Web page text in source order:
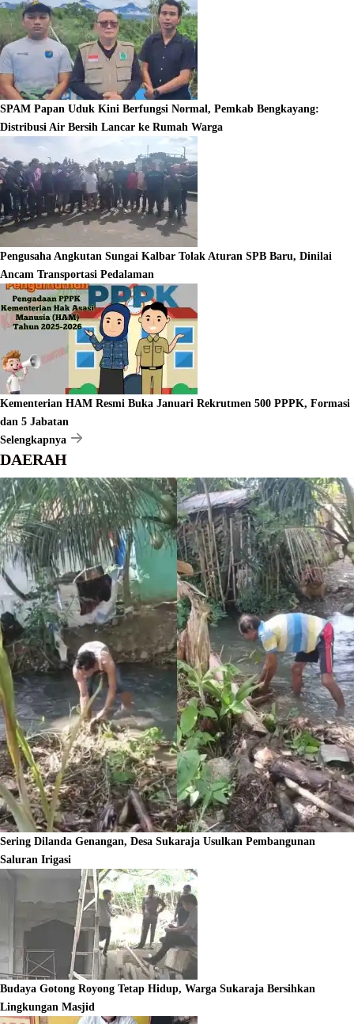
SPAM Papan Uduk Kini Berfungsi Normal, Pemkab Bengkayang:
Distribusi Air Bersih Lancar ke Rumah Warga
Pengusaha Angkutan Sungai Kalbar Tolak Aturan SPB Baru, Dinilai
Ancam Transportasi Pedalaman
Kementerian HAM Resmi Buka Januari Rekrutmen 500 PPPK, Formasi
dan 5 Jabatan
Selengkapnya
DAERAH
Sering Dilanda Genangan, Desa Sukaraja Usulkan Pembangunan
Saluran Irigasi
Budaya Gotong Royong Tetap Hidup, Warga Sukaraja Bersihkan
Lingkungan Masjid